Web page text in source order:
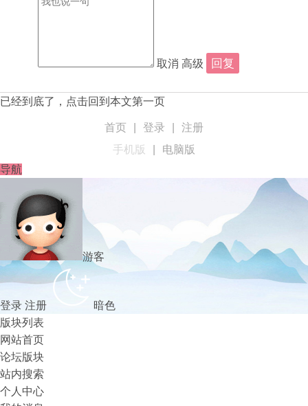
取消 高级
已经到底了，点击回到本文第一页
首页 登录
注册
手机版
电脑版
导航
游客
登录 注册
暗色
版块列表
网站首页
论坛版块
站内搜索
个人中心